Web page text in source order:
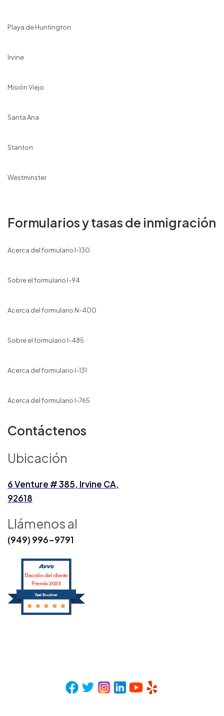
Playa de Huntington
Irvine
Misión Viejo
Santa Ana
Stanton
Westminster
Formularios y tasas de inmigración
Acerca del formulario I-130
Sobre el formulario I-94
Acerca del formulario N-400
Sobre el formulario I-485
Acerca del formulario I-131
Acerca del formulario I-765
Contáctenos
Ubicación
6 Venture # 385, Irvine CA,
92618
Llámenos al
(949) 996-9791
Yael Brudner
Elección del cliente
Premio 2023